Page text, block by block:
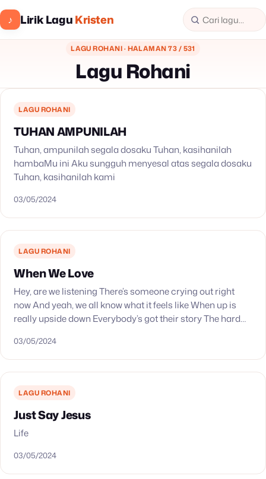
♪ Lirik LaguKristen
LAGU ROHANI · HALAMAN 73 / 531
Lagu Rohani
LAGU ROHANI
TUHAN AMPUNILAH
Tuhan, ampunilah segala dosaku Tuhan, kasihanilah
hambaMu ini Aku sungguh menyesal atas segala dosaku
Tuhan, kasihanilah kami
03/05/2024
LAGU ROHANI
When We Love
Hey, are we listening There’s someone crying out right
now And yeah, we all know what it feels like When up is
really upside down Everybody’s got their story The hard
03/05/2024
LAGU ROHANI
Just Say Jesus
Life
03/05/2024